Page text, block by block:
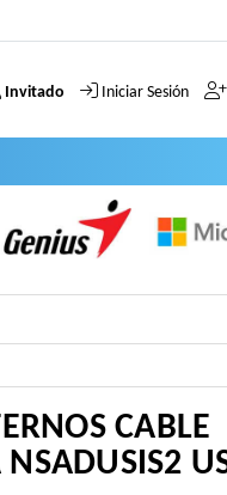
Invitado Iniciar Sesión
CABLE